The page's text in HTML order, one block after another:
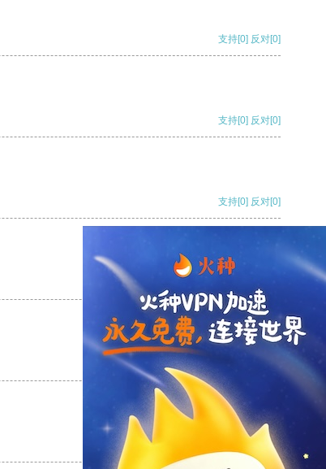
支持[0] 反对[0]
支持[0] 反对[0]
支持[0] 反对[0]
反对
反对[0]